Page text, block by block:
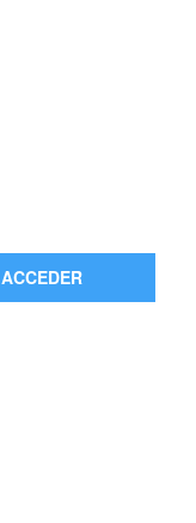
ACCEDER